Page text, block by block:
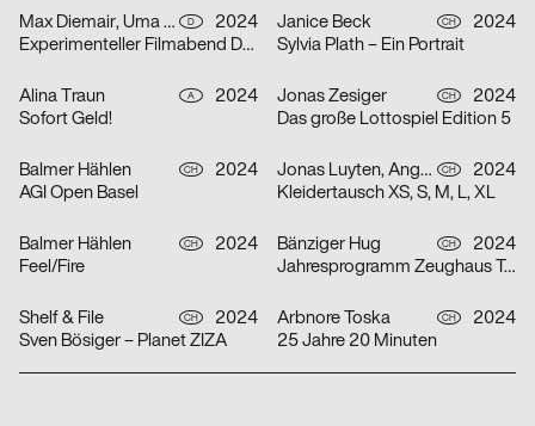
Max Diemair, Uma Grotrian-Steinweg D
2024
Experimenteller Filmabend Dunst
Janice Beck CH
2024
Sylvia Plath – Ein Portrait
Alina Traun A
2024
Sofort Geld!
Jonas Zesiger CH
2024
Das große Lottospiel Edition 5
Balmer Hählen CH
2024
AGI Open Basel
Jonas Luyten, Angel Zahner CH
2024
Kleidertausch XS, S, M, L, XL
Balmer Hählen CH
2024
Feel/Fire
Bänziger Hug CH
2024
Jahresprogramm Zeughaus Teufen 2024
Shelf & File CH
2024
Sven Bösiger – Planet ZIZA
Arbnore Toska CH
2024
25 Jahre 20 Minuten